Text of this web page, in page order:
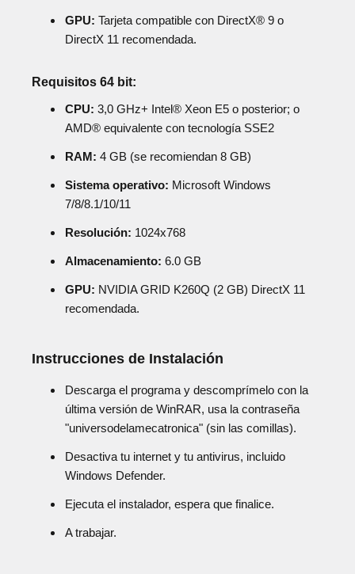
GPU: Tarjeta compatible con DirectX® 9 o
DirectX 11 recomendada.
Requisitos 64 bit:
CPU: 3,0 GHz+ Intel® Xeon E5 o posterior; o
AMD® equivalente con tecnología SSE2
RAM: 4 GB (se recomiendan 8 GB)
Sistema operativo: Microsoft Windows
7/8/8.1/10/11
Resolución: 1024x768
Almacenamiento: 6.0 GB
GPU: NVIDIA GRID K260Q (2 GB) DirectX 11
recomendada.
Instrucciones de Instalación
Descarga el programa y descomprímelo con la
última versión de WinRAR, usa la contraseña
"universodelamecatronica" (sin las comillas).
Desactiva tu internet y tu antivirus, incluido
Windows Defender.
Ejecuta el instalador, espera que finalice.
A trabajar.